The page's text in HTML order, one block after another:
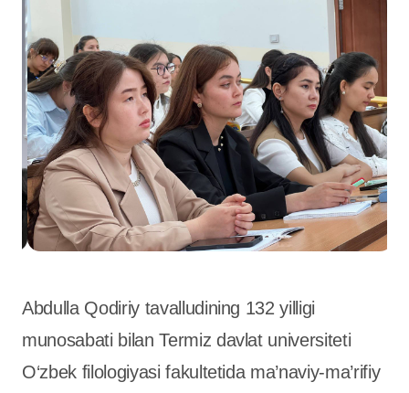
Abdulla Qodiriy tavalludining 132 yilligi
munosabati bilan Termiz davlat universiteti
O‘zbek filologiyasi fakultetida ma’naviy-ma’rifiy